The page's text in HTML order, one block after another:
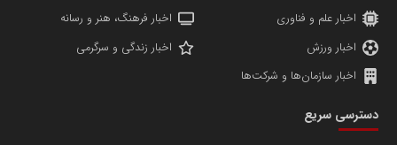
اخبار علم و فناوری
اخبار فرهنگ، هنر و رسانه
اخبار ورزش
اخبار زندگی و سرگرمی
اخبار سازمان‌ها و شرکت‌ها
دسترسی سریع